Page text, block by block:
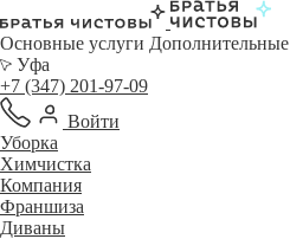
Основные услуги Дополнительные
Уфа
+7 (347) 201-97-09
Войти
Уборка
Химчистка
Компания
Франшиза
Диваны